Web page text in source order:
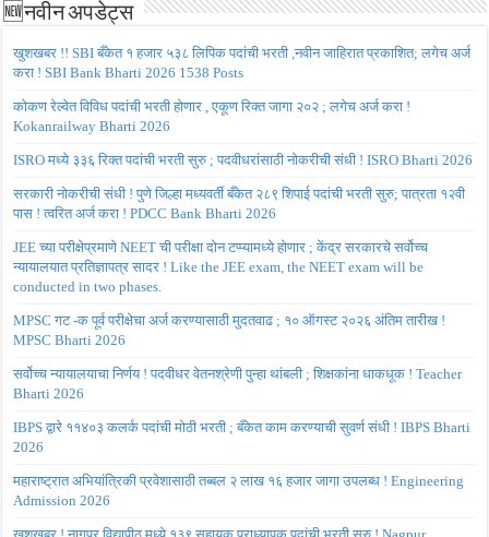
🆕नवीन अपडेट्स
खुशखबर !! SBI बँकेत १ हजार ५३८ लिपिक पदांची भरती ,नवीन जाहिरात प्रकाशित; लगेच अर्ज
करा ! SBI Bank Bharti 2026 1538 Posts
कोकण रेल्वेत विविध पदांची भरती होणार , एकूण रिक्त जागा २०२ ; लगेच अर्ज करा !
Kokanrailway Bharti 2026
ISRO मध्ये ३३६ रिक्त पदांची भरती सुरु ; पदवीधरांसाठी नोकरीची संधी ! ISRO Bharti 2026
सरकारी नोकरीची संधी ! पुणे जिल्हा मध्यवर्ती बँकेत २८९ शिपाई पदांची भरती सुरु; पात्रता १२वी
पास ! त्वरित अर्ज करा ! PDCC Bank Bharti 2026
JEE च्या परीक्षेप्रमाणे NEET ची परीक्षा दोन टप्प्यामध्ये होणार ; केंद्र सरकारचे सर्वोच्च
न्यायालयात प्रतिज्ञापत्र सादर ! Like the JEE exam, the NEET exam will be
conducted in two phases.
MPSC गट -क पूर्व परीक्षेचा अर्ज करण्यासाठी मुदतवाढ ; १० ऑगस्ट २०२६ अंतिम तारीख !
MPSC Bharti 2026
सर्वोच्च न्यायालयाचा निर्णय ! पदवीधर वेतनश्रेणी पुन्हा थांबली ; शिक्षकांना धाकधूक ! Teacher
Bharti 2026
IBPS द्वारे ११४०३ कलर्क पदांची मोठी भरती ; बँकेत काम करण्याची सुवर्ण संधी ! IBPS Bharti
2026
महाराष्ट्रात अभियांत्रिकी प्रवेशासाठी तब्बल २ लाख १६ हजार जागा उपलब्ध ! Engineering
Admission 2026